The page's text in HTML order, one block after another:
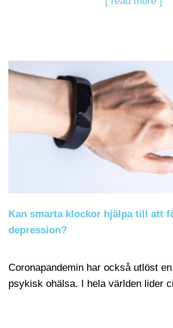
Kan smarta klockor hjälpa till att
depression?
Coronapandemin har också utlöst
psykisk ohälsa. I hela världen lider